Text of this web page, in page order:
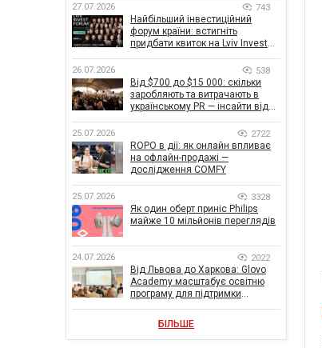
27.07.2026 743
Найбільший інвестиційний
форум країни: встигніть
придбати квиток на Lviv Invest
26.07.2026 538
Від $700 до $15 000: скільки
заробляють та витрачають в
українському PR — інсайти від
25.07.2026 2722
ROPO в дії: як онлайн впливає
на офлайн-продажі —
дослідження COMFY
25.07.2026 3328
Як один оберт приніс Philips
майже 10 мільйонів переглядів
24.07.2026 2022
Від Львова до Харкова: Glovo
Academy масштабує освітню
програму для підтримки
БІЛЬШЕ